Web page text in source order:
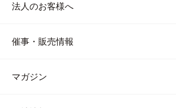
法人のお客様へ
催事・販売情報
マガジン